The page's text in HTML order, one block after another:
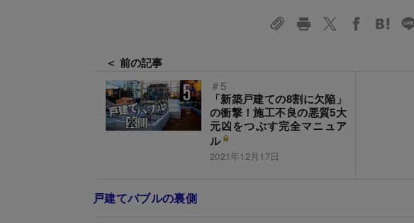
＜ 前の記事
＃5
「新築戸建ての8割に欠陥」
の衝撃！施工不良の悪質5大
元凶をつぶす完全マニュア
ル
2021年12月17日
戸建てバブルの裏側